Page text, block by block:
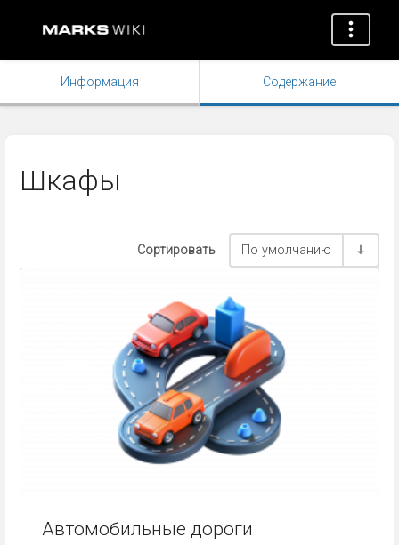
Информация Содержание
Шкафы
Сортировать По умолчанию
Автомобильные дороги